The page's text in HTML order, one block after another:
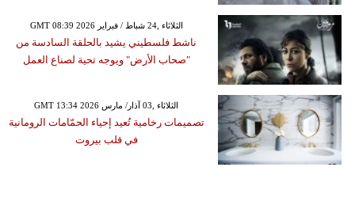
GMT 08:39 2026 الثلاثاء ,24 شباط / فبراير
ناشط فلسطيني يشيد بالحلقة السادسة من
"صحاب الأرض" ويوجه تحية لصناع العمل
GMT 13:34 2026 الثلاثاء ,03 آذار/ مارس
تصميمات رخامية تُعيد إحياء الحمّامات الرومانية
في قلب بيروت